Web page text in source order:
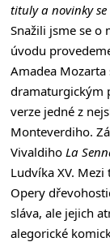
tituly a novinky
Snažili jsme se o
úvodu
Amadea Mozarta
dramaturgickým
verze jedné z
Monteverdiho.
Vivaldiho La
Ludvíka XV.
Opery
sláva, ale jejich
alegorické